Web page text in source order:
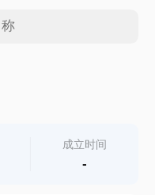
成立时间
-